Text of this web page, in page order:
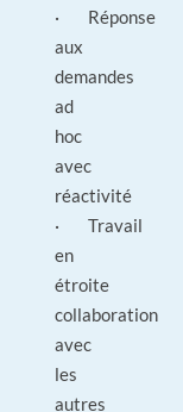
· Réponse
aux
demandes
ad
hoc
avec
réactivité
· Travail
en
étroite
collaboration
avec
les
autres